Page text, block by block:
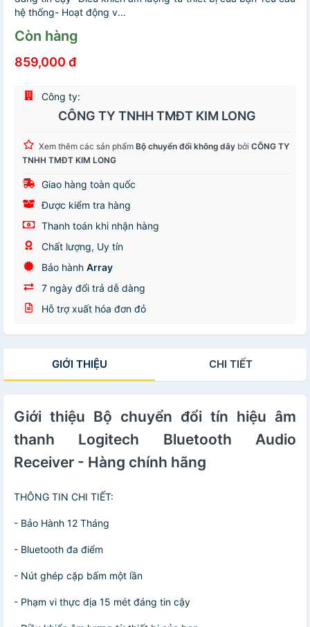
hệ thống- Hoạt động v...
Còn hàng
859,000 đ
Công ty:
CÔNG TY TNHH TMĐT KIM LONG
Xem thêm các sản phẩm Bộ chuyển đổi không dây bởi CÔNG TY
TNHH TMĐT KIM LONG
Giao hàng toàn quốc
Được kiểm tra hàng
Thanh toán khi nhận hàng
Chất lượng, Uy tín
Bảo hành Array
7 ngày đổi trả dễ dàng
Hỗ trợ xuất hóa đơn đỏ
GIỚI THIỆU CHI TIẾT
Giới thiệu Bộ chuyển đổi tín hiệu âm
thanh Logitech Bluetooth Audio
Receiver - Hàng chính hãng
THÔNG TIN CHI TIẾT:
- Bảo Hành 12 Tháng
- Bluetooth đa điểm
- Nút ghép cặp bấm một lần
- Phạm vi thực địa 15 mét đáng tin cậy